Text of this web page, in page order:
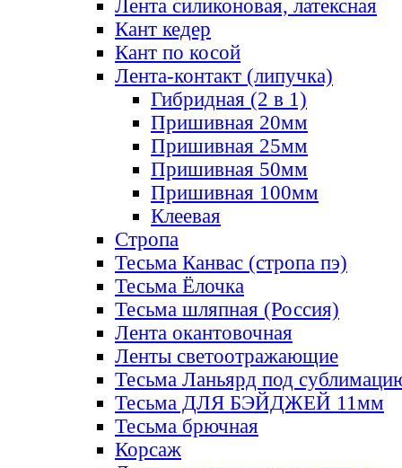
Лента силиконовая, латексная
Кант кедер
Кант по косой
Лента-контакт (липучка)
Гибридная (2 в 1)
Пришивная 20мм
Пришивная 25мм
Пришивная 50мм
Пришивная 100мм
Клеевая
Стропа
Тесьма Канвас (стропа пэ)
Тесьма Ёлочка
Тесьма шляпная (Россия)
Лента окантовочная
Ленты светоотражающие
Тесьма Ланьярд под
Тесьма ДЛЯ БЭЙДЖЕЙ 11мм
Тесьма брючная
Корсаж